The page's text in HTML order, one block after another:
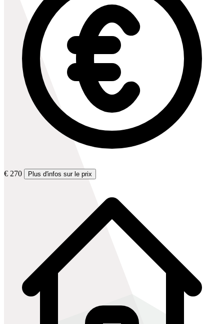
€ 270 Plus d'infos sur le prix